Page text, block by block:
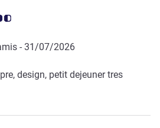
4.5/5
- 31/07/2026
design, petit dejeuner tres